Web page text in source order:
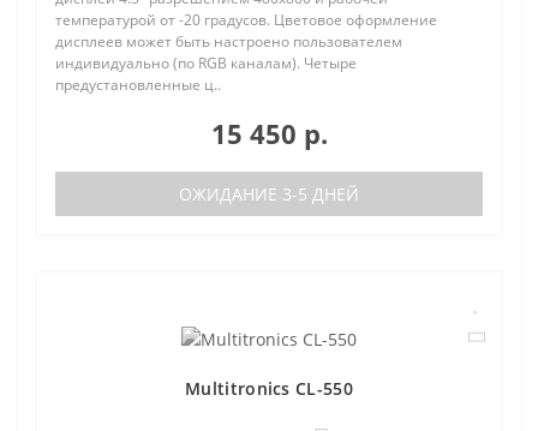
температурой от -20 градусов. Цветовое оформление
дисплеев может быть настроено пользователем
индивидуально (по RGB каналам). Четыре
предустановленные ц..
15 450 р.
ОЖИДАНИЕ 3-5 ДНЕЙ
Multitronics CL-550